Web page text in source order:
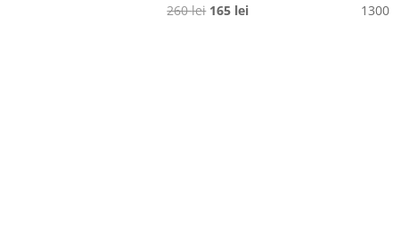
260lei Prețul
165 leiPrețul
1300